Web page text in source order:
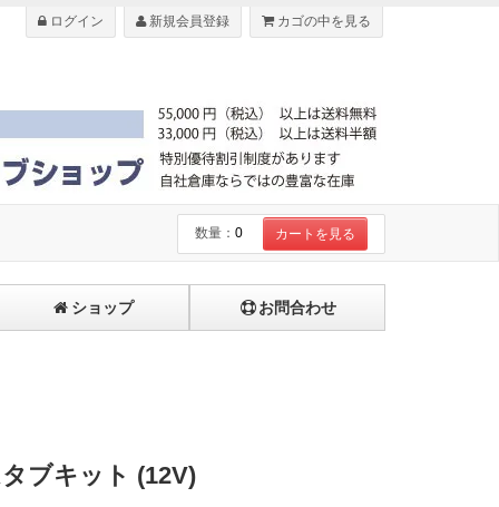
ログイン 新規会員登録 カゴの中を見る
数量： 0 カートを見る
ショップ お問合わせ
ブキット (12V)